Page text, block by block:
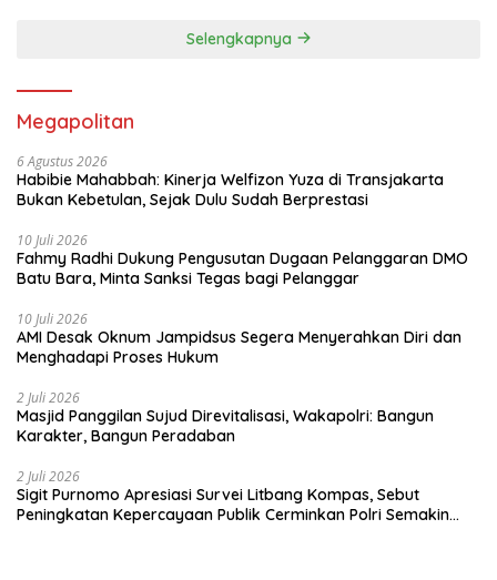
Selengkapnya
Megapolitan
6 Agustus 2026
Habibie Mahabbah: Kinerja Welfizon Yuza di Transjakarta
Bukan Kebetulan, Sejak Dulu Sudah Berprestasi
10 Juli 2026
Fahmy Radhi Dukung Pengusutan Dugaan Pelanggaran DMO
Batu Bara, Minta Sanksi Tegas bagi Pelanggar
10 Juli 2026
AMI Desak Oknum Jampidsus Segera Menyerahkan Diri dan
Menghadapi Proses Hukum
2 Juli 2026
Masjid Panggilan Sujud Direvitalisasi, Wakapolri: Bangun
Karakter, Bangun Peradaban
2 Juli 2026
Sigit Purnomo Apresiasi Survei Litbang Kompas, Sebut
Peningkatan Kepercayaan Publik Cerminkan Polri Semakin